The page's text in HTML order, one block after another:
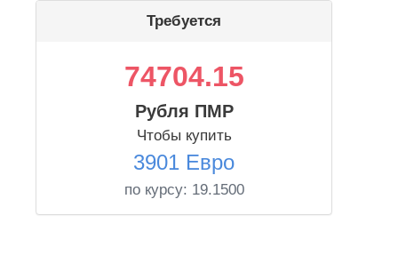
Требуется
74704.15
Рубля ПМР
Чтобы купить
3901 Евро
по курсу: 19.1500